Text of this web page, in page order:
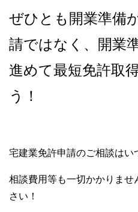
ぜひとも開業準備
請ではなく、開業
進めて最短免許取
う！
宅建業免許申請のご相談はい
相談費用等も一切かかりま
さい！